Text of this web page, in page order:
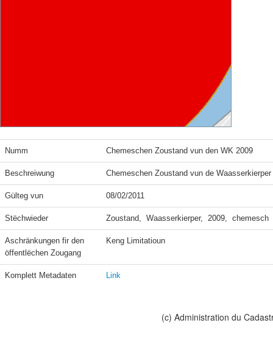
Numm Chemeschen Zoustand vun den WK 2009
Beschreiwung Chemeschen Zoustand vun de Waasserkierper
Gülteg vun 08/02/2011
Stëchwieder Zoustand,  Waasserkierper,  2009,  chemesch
Aschränkungen fir den
öffentlëchen Zougang
Keng Limitatioun
Komplett Metadaten Link
(c) Administration du